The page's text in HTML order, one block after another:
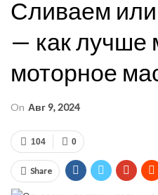
Сливаем
— как лучше
моторное
On Авг 9, 2024
0
104
Share